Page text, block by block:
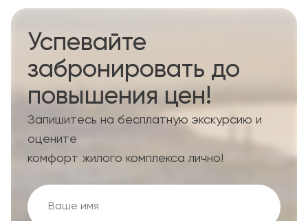
Успевайте
забронировать до
повышения цен!
Запишитесь на бесплатную экскурсию и
оцените
комфорт жилого комплекса лично!